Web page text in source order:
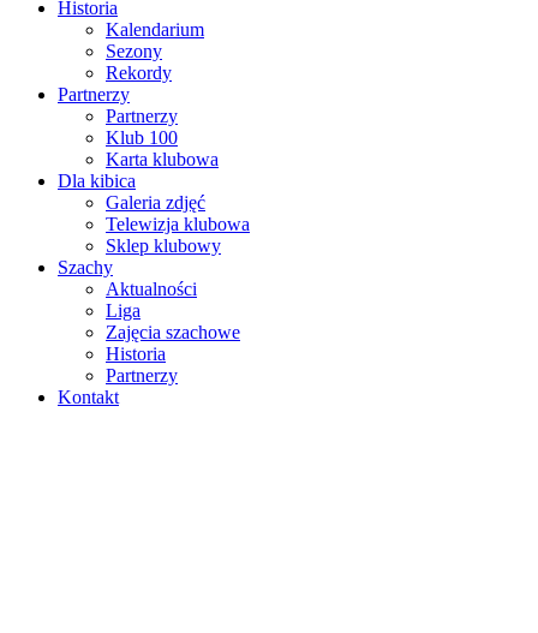
Historia
Kalendarium
Sezony
Rekordy
Partnerzy
Partnerzy
Klub 100
Karta klubowa
Dla kibica
Galeria zdjęć
Telewizja klubowa
Sklep klubowy
Szachy
Aktualności
Liga
Zajęcia szachowe
Historia
Partnerzy
Kontakt